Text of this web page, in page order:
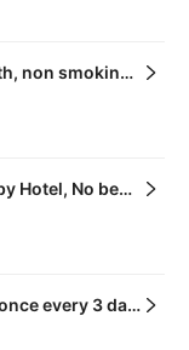
moderate twin room, unit bath, non smoking (housekeep once every 3 days)
Room Selected on Check-In by Hotel, No bed type guarantee, Non Smoking (Housekeep once every 3 days)
單人房, 非吸煙房 (Housekeep once every 3 days)